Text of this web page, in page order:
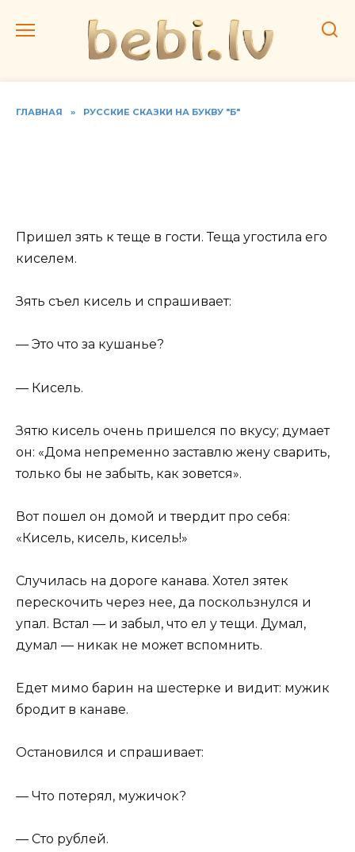
ГЛАВНАЯ » РУССКИЕ СКАЗКИ НА БУКВУ "Б"
Пришел зять к теще в гости. Теща угостила его
киселем.
Зять съел кисель и спрашивает:
— Это что за кушанье?
— Кисель.
Зятю кисель очень пришелся по вкусу; думает
он: «Дома непременно заставлю жену сварить,
только бы не забыть, как зовется».
Вот пошел он домой и твердит про себя:
«Кисель, кисель, кисель!»
Случилась на дороге канава. Хотел зятек
перескочить через нее, да поскользнулся и
упал. Встал — и забыл, что ел у тещи. Думал,
думал — никак не может вспомнить.
Едет мимо барин на шестерке и видит: мужик
бродит в канаве.
Остановился и спрашивает:
— Что потерял, мужичок?
— Сто рублей.